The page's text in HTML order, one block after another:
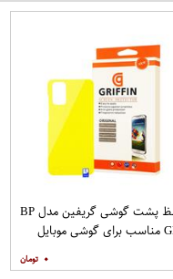
محافظ پشت گوشی گریفین مدل BP
GN pl مناسب برای گوشی موبایل
۰